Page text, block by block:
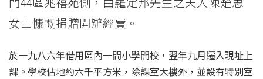
女士慷慨捐贈開辦經費。
於一九八六年借用區內一間小學開校，翌年九月遷入現址上
課。學校佔地約六千平方米，除課室大樓外，並設有特別室